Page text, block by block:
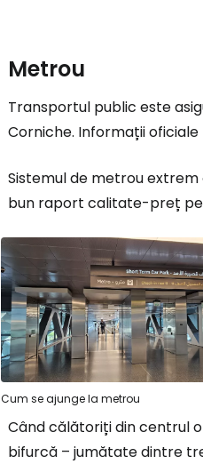
Metrou
Transportul public este
Corniche. Informații
Sistemul de metrou extrem
bun raport calitate-preț
Cum se ajunge la metrou
Când călătoriți din centrul
bifurcă – jumătate dintre